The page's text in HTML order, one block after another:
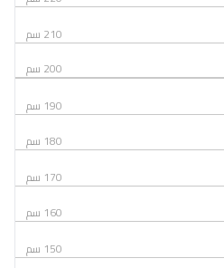
150 سم
160 سم
170 سم
180 سم
190 سم
200 سم
210 سم